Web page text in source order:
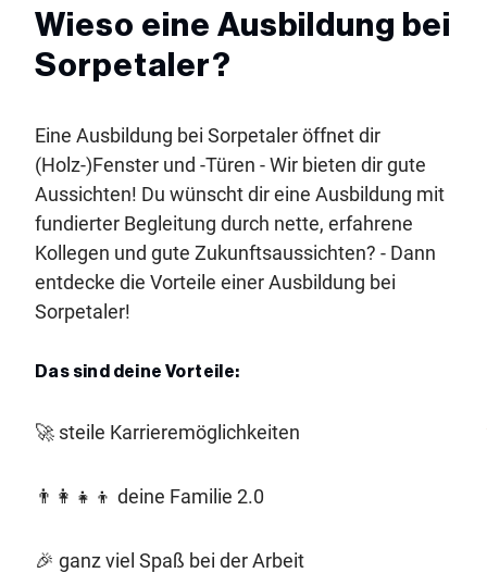
Wieso eine Ausbildung bei
Sorpetaler?
Eine Ausbildung bei Sorpetaler öffnet dir
(Holz-)Fenster und -Türen - Wir bieten dir gute
Aussichten! Du wünscht dir eine Ausbildung mit
fundierter Begleitung durch nette, erfahrene
Kollegen und gute Zukunftsaussichten? - Dann
entdecke die Vorteile einer Ausbildung bei
Sorpetaler!
Das sind deine Vorteile:
🚀 steile Karrieremöglichkeiten
👨‍👩‍👧‍👦 deine Familie 2.0
🎉 ganz viel Spaß bei der Arbeit